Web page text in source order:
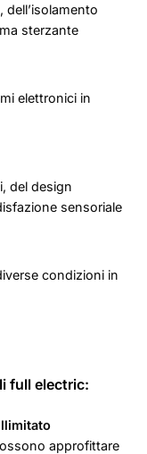
sterzante
elettronici in
del design
sensoriale
condizioni in
full electric:
approfittare